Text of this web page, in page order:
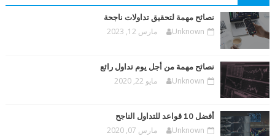
نصائح مهمة لتحقيق تداولات ناجحة
Unknown مارس 12, 2023
نصائح مهمة من أجل يوم تداول رائع
Unknown مايو 22, 2020
أفضل 10 قواعد للتداول الناجح
Unknown مارس 07, 2020